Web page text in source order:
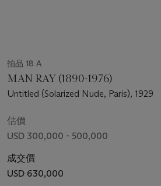
拍品 18 A
MAN RAY (1890-1976)
Untitled (Solarized Nude, Paris), 1929
估價
USD 300,000 - 500,000
成交價
USD 630,000